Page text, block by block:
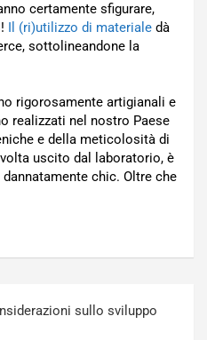
certamente sfigurare,
Il (ri)utilizzo di materiale dà
sottolineandone la
rigorosamente artigianali e
realizzati nel nostro Paese
e della meticolosità di
uscito dal laboratorio, è
chic. Oltre che
sullo sviluppo